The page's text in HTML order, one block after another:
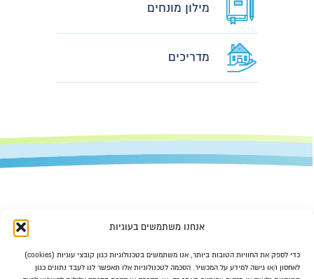
אנחנו משתמשים בעוגיות
כדי לספק את החוויות הטובות ביותר, אנו משתמשים בטכנולוגיות כגון קובצי עוגיות (cookies)
לאחסון ו/או גישה למידע על המכשיר. הסכמה לטכנולוגיות אלו תאפשר לנו לעבד נתונים כגון
מילון מונחים
מדריכים